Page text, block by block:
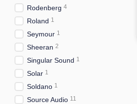
Rodenberg 4
Roland 1
Seymour 1
Sheeran 2
Singular Sound 1
Solar 1
Soldano 1
Source Audio 11